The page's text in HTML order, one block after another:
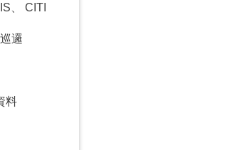
CITI
巡邏
料